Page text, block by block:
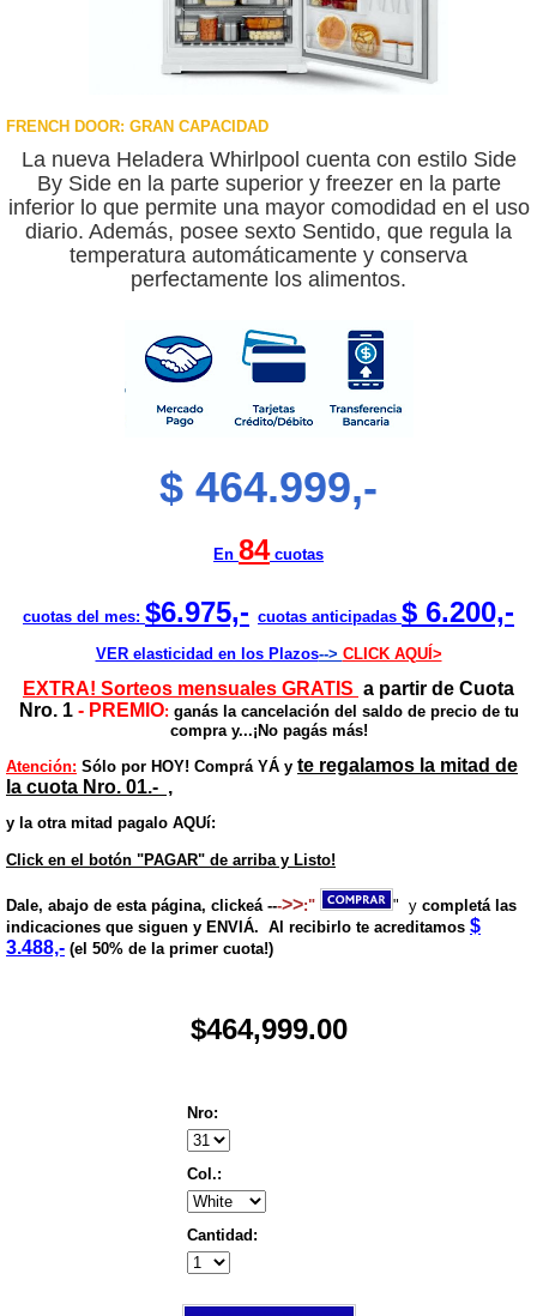
FRENCH DOOR: GRAN CAPACIDAD
La nueva Heladera Whirlpool cuenta con estilo Side
By Side en la parte superior y freezer en la parte
inferior lo que permite una mayor comodidad en el uso
diario. Además, posee sexto Sentido, que regula la
temperatura automáticamente y conserva
perfectamente los alimentos.
$ 464.999,-
En 84cuotas
cuotas del mes: $6.975,- cuotas anticipadas $ 6.200,-
VER elasticidad en los Plazos--> CLICK AQUÍ>
EXTRA! Sorteos mensuales GRATIS a partir de Cuota
Nro. 1 - PREMIO: ganás la cancelación del saldo de precio de tu
compra y...¡No pagás más!
Atención: Sólo por HOY! Comprá YÁ y te regalamos la mitad de
la cuota Nro. 01.- ,
y la otra mitad pagalo AQUí:
Click en el botón "PAGAR" de arriba y Listo!
Dale, abajo de esta página, clickeá --->>:" " y completá las
indicaciones que siguen y ENVIÁ. Al recibirlo te acreditamos $
3.488,- (el 50% de la primer cuota!)
$464,999.00
Nro:
Col.:
Cantidad: